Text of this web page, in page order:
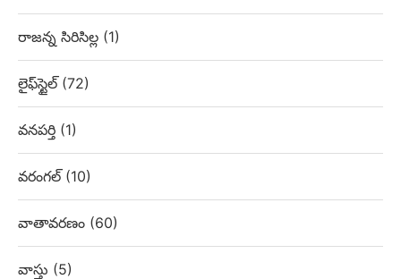
రాజన్న సిరిసిల్ల (1)
లైఫ్‌స్టైల్ (72)
వనపర్తి (1)
వరంగల్ (10)
వాతావరణం (60)
వాస్తు (5)